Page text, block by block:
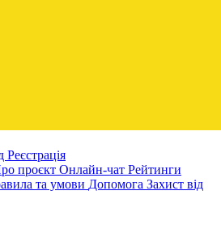
Реєстрація
проєкт Онлайн-чат Рейтинги
та умови Допомога Захист від